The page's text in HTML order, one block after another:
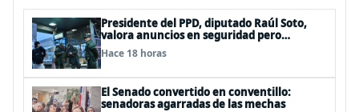
Presidente del PPD, diputado Raúl Soto,
valora anuncios en seguridad pero
advierte ausencia clave: alzamiento del
secreto bancario
Hace 18 horas
El Senado convertido en conventillo:
senadoras agarradas de las mechas